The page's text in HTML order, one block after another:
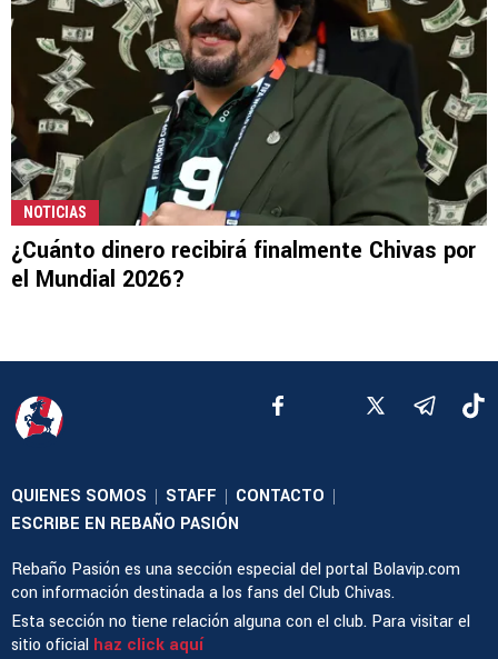
NOTICIAS
¿Cuánto dinero recibirá finalmente Chivas por
el Mundial 2026?
QUIENES SOMOS | STAFF | CONTACTO |
ESCRIBE EN REBAÑO PASIÓN
Rebaño Pasión es una sección especial del portal Bolavip.com
con información destinada a los fans del Club Chivas.
Esta sección no tiene relación alguna con el club. Para visitar el
sitio oficial haz click aquí